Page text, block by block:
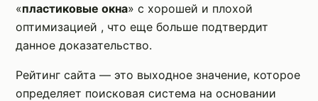
«пластиковые окна» с хорошей и плохой
оптимизацией , что еще больше подтвердит
данное доказательство.
Рейтинг сайта — это выходное значение, которое
определяет поисковая система на основании